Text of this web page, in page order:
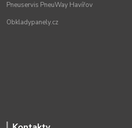
Pneuservis PneuWay Havířov
Obkladypanely.cz